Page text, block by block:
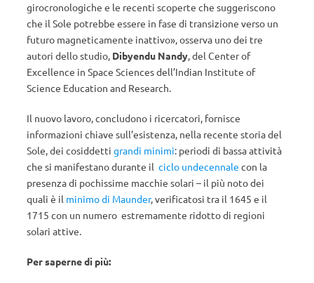
girocronologiche e le recenti scoperte che suggeriscono
che il Sole potrebbe essere in fase di transizione verso un
futuro magneticamente inattivo», osserva uno dei tre
autori dello studio, Dibyendu Nandy, del Center of
Excellence in Space Sciences dell’Indian Institute of
Science Education and Research.
Il nuovo lavoro, concludono i ricercatori, fornisce
informazioni chiave sull’esistenza, nella recente storia del
Sole, dei cosiddetti grandi minimi: periodi di bassa attività
che si manifestano durante il ciclo undecennale con la
presenza di pochissime macchie solari – il più noto dei
quali è il minimo di Maunder, verificatosi tra il 1645 e il
1715 con un numero estremamente ridotto di regioni
solari attive.
Per saperne di più: